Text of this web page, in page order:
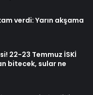
verdi: Yarın akşama
22-23 Temmuz İSKİ
bitecek, sular ne